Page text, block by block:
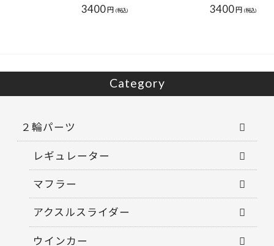
3400円 (税込)
3400円 (税込)
Category
２輪パーツ
レギュレーター
マフラー
アクスルスライダー
ウインカー